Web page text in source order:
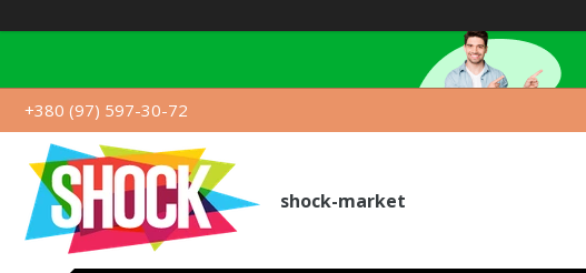
+380 (97) 597-30-72
shock-market